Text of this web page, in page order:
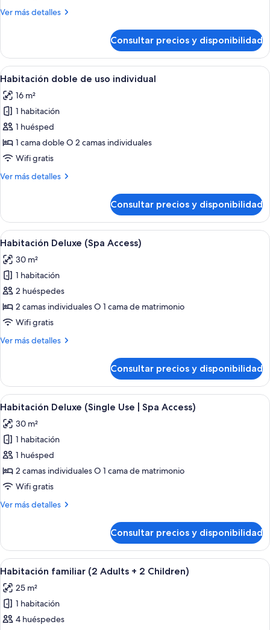
Ver más detalles
Más
Premium
Consultar precios y disponibilidad
Abrir
todas
las
fotos
de
Habitación
doble
uso
Una habitación de hotel con cama,
6
Habitación doble de uso individual
16 m²
1 habitación
1 huésped
1 cama doble O 2 camas individuales
Wifi gratis
Ver más detalles
Más
doble
de
uso
Consultar precios y disponibilidad
Abrir
todas
las
fotos
de
Habitación
Deluxe
Access)
Una habitación de hotel moderna
5
Habitación Deluxe (Spa Access)
30 m²
1 habitación
2 huéspedes
2 camas individuales O 1 cama de matrimonio
Wifi gratis
Ver más detalles
Más
Deluxe
(Spa
Access)
Consultar precios y disponibilidad
Abrir
todas
las
fotos
de
Habitación
Deluxe
Use
Access)
Una habitación de hotel moderna
5
Habitación Deluxe (Single Use | Spa Access)
30 m²
1 habitación
1 huésped
2 camas individuales O 1 cama de matrimonio
Wifi gratis
Ver más detalles
Más
Deluxe
(Single
Use
Spa
Access)
Consultar precios y disponibilidad
Abrir
todas
las
fotos
de
Una habitación de hotel pequeña
6
Habitación familiar (2 Adults + 2 Children)
25 m²
1 habitación
4 huéspedes